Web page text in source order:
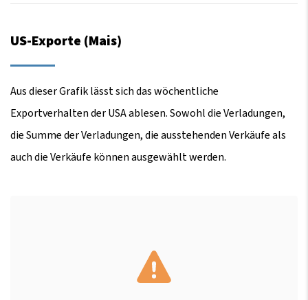
US-Exporte (Mais)
Aus dieser Grafik lässt sich das wöchentliche
Exportverhalten der USA ablesen. Sowohl die Verladungen,
die Summe der Verladungen, die ausstehenden Verkäufe als
auch die Verkäufe können ausgewählt werden.